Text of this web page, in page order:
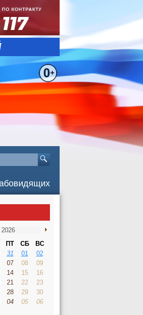
ПТ СБ
ВС
31 01
02
07 08
09
14 15
16
21 22
23
28 29
30
04 05 06